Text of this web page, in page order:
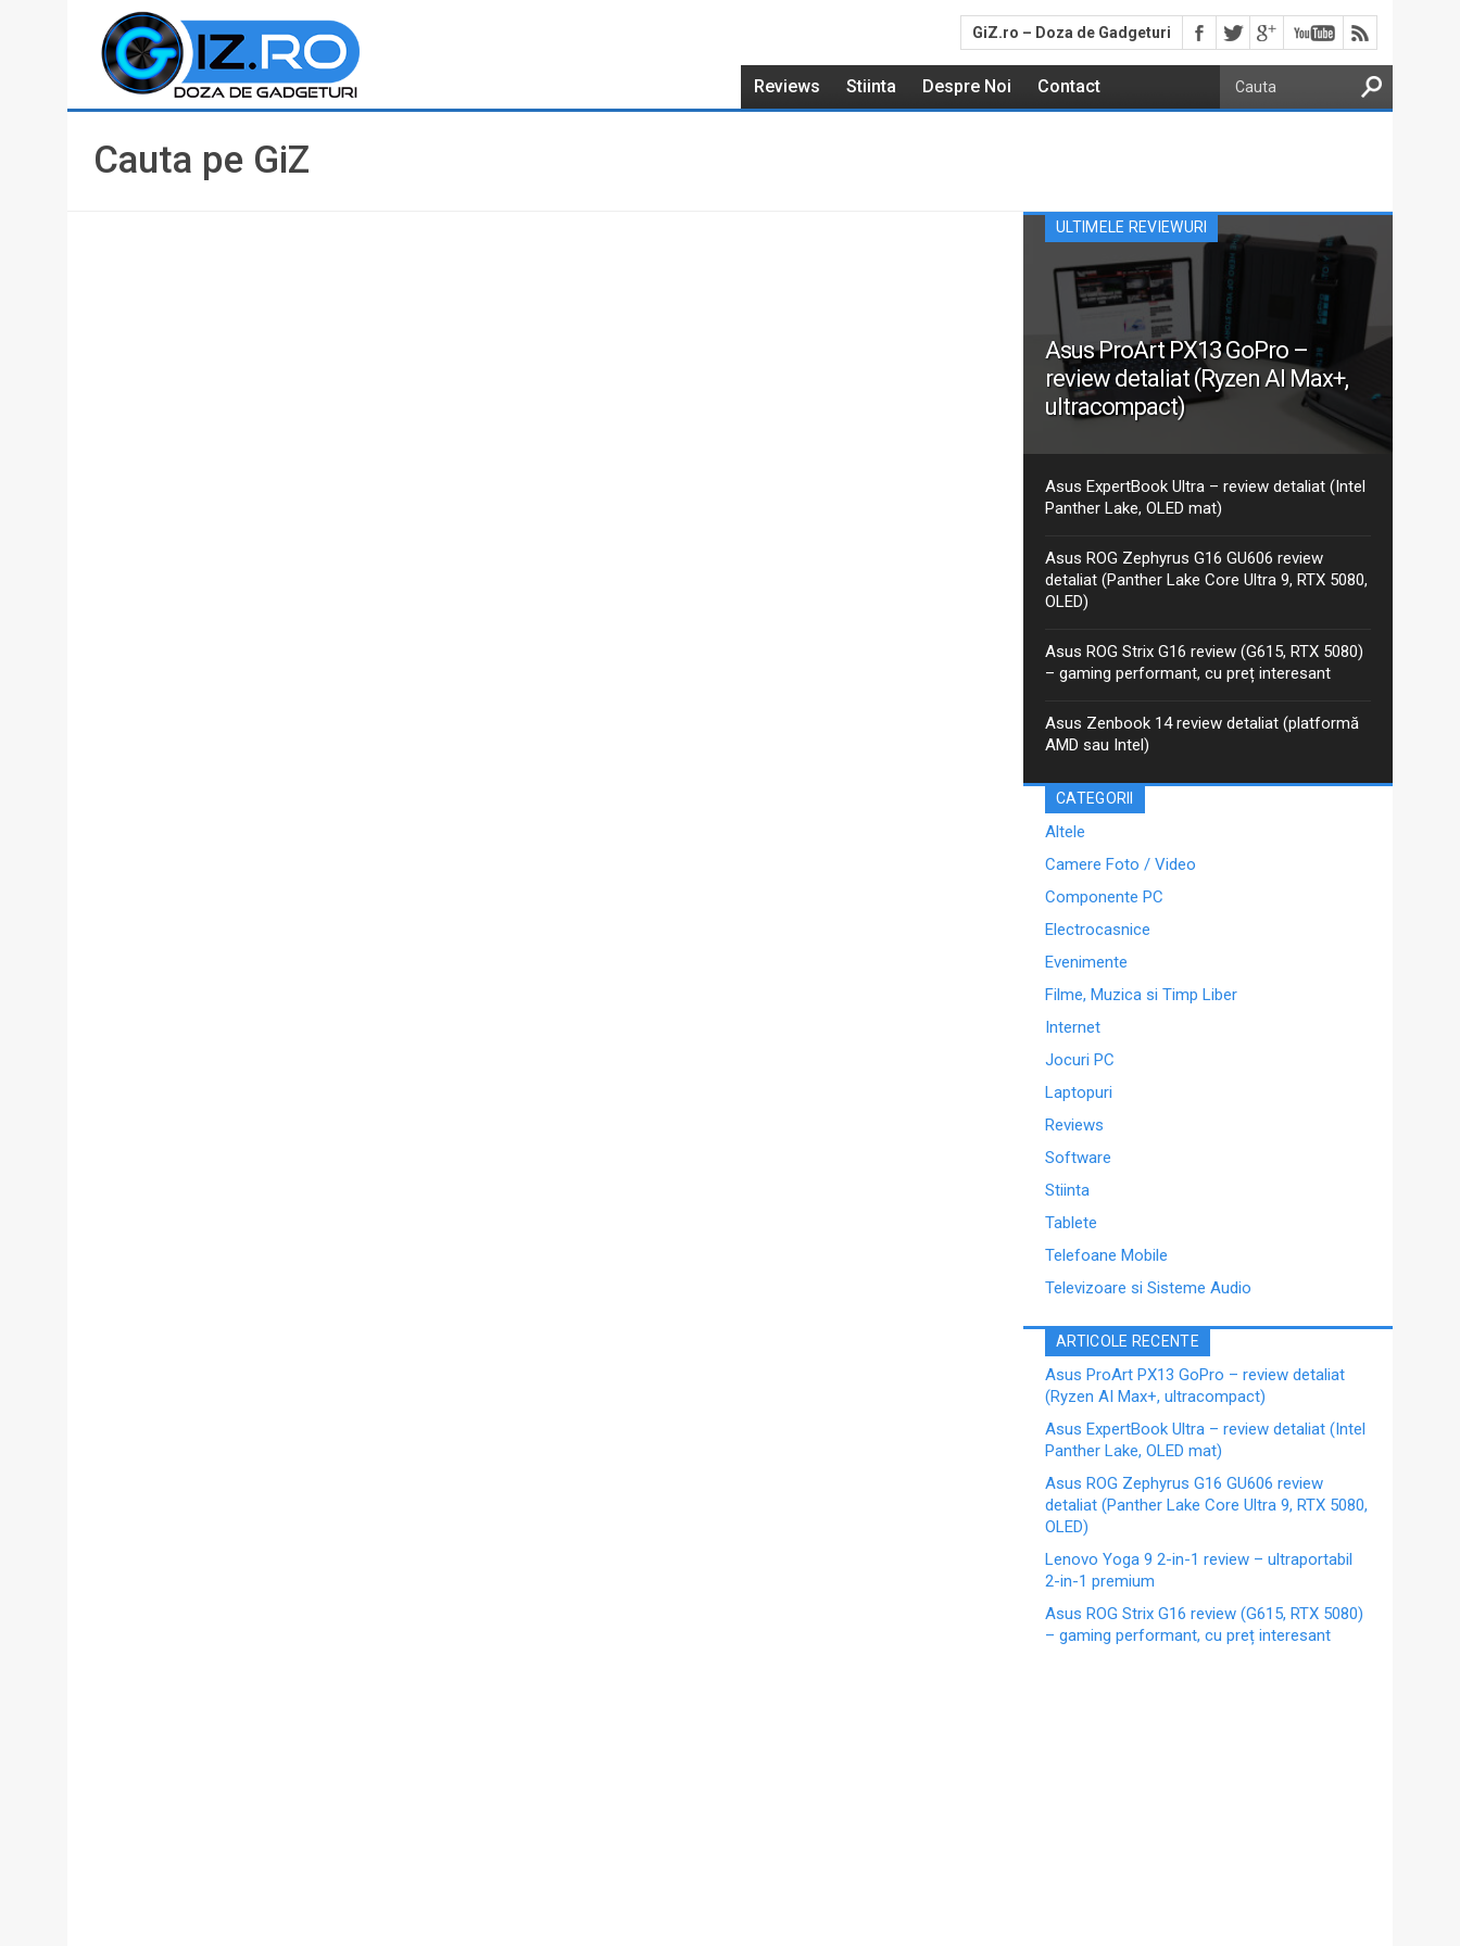
GiZ.ro – Doza de Gadgeturi
Reviews Stiinta Despre Noi Contact
Cauta pe GiZ
ULTIMELE REVIEWURI
Asus ProArt PX13 GoPro –
review detaliat (Ryzen AI Max+,
ultracompact)
Aceasta este recenzia mea detaliată pentru varianta
actualizată 2026 GoPro Edition din seria Asus ProArt
PX13. Am discutat despre ProArt PX13 într-un articol
anterior, iar între timp Asus a...
Asus ExpertBook Ultra – review detaliat (Intel
Panther Lake, OLED mat)
Asus ROG Zephyrus G16 GU606 review
detaliat (Panther Lake Core Ultra 9, RTX 5080,
OLED)
Asus ROG Strix G16 review (G615, RTX 5080)
– gaming performant, cu preț interesant
Asus Zenbook 14 review detaliat (platformă
AMD sau Intel)
CATEGORII
Altele
Camere Foto / Video
Componente PC
Electrocasnice
Evenimente
Filme, Muzica si Timp Liber
Internet
Jocuri PC
Laptopuri
Reviews
Software
Stiinta
Tablete
Telefoane Mobile
Televizoare si Sisteme Audio
ARTICOLE RECENTE
Asus ProArt PX13 GoPro – review detaliat
(Ryzen AI Max+, ultracompact)
Asus ExpertBook Ultra – review detaliat (Intel
Panther Lake, OLED mat)
Asus ROG Zephyrus G16 GU606 review
detaliat (Panther Lake Core Ultra 9, RTX 5080,
OLED)
Lenovo Yoga 9 2-in-1 review – ultraportabil
2-in-1 premium
Asus ROG Strix G16 review (G615, RTX 5080)
– gaming performant, cu preț interesant